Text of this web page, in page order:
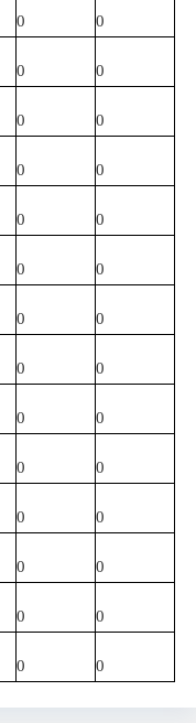
0 0
0 0
0 0
0 0
0 0
0 0
0 0
0 0
0 0
0 0
0 0
0 0
0 0
0 0